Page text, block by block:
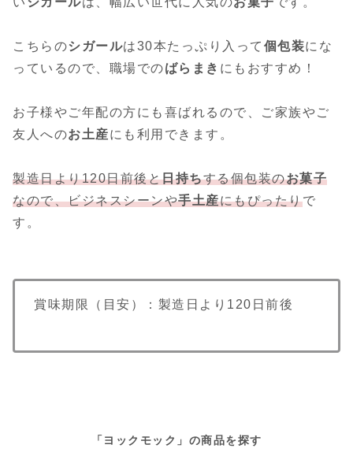
こちらのシガールは30本たっぷり入って 個包装にな
っているので、職場でのばらまき にもおすすめ！
お子様やご年配の方にも喜ばれるので、ご家族やご
友人へのお土産にも利用できます。
製造日より120日前後と日持ちする個包装のお菓子
なので、ビジネスシーンや手土産にもぴったりで
す。
賞味期限（目安）：製造日より120日前後
「 ヨックモック 」の商品を探す